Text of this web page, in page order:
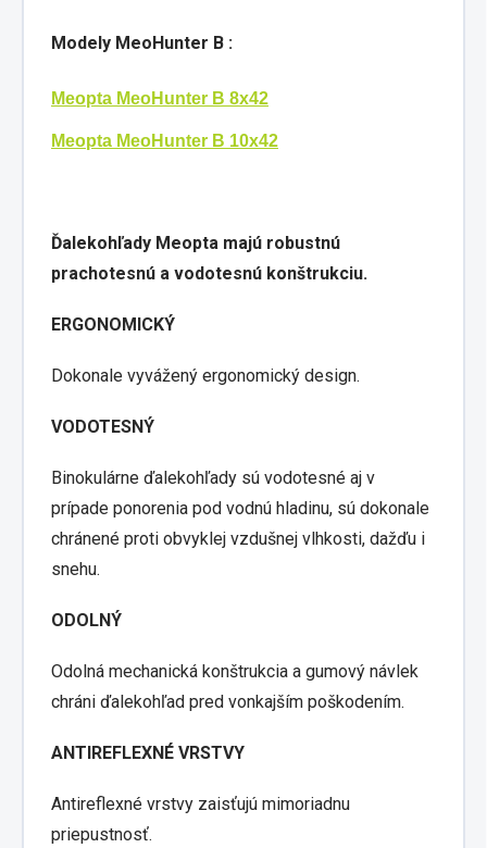
Modely MeoHunter B :
Meopta MeoHunter B 8x42
Meopta MeoHunter B 10x42
Ďalekohľady Meopta majú robustnú
prachotesnú a vodotesnú konštrukciu.
ERGONOMICKÝ
Dokonale vyvážený ergonomický design.
VODOTESNÝ
Binokulárne ďalekohľady sú vodotesné aj v
prípade ponorenia pod vodnú hladinu, sú dokonale
chránené proti obvyklej vzdušnej vlhkosti, dažďu i
snehu.
ODOLNÝ
Odolná mechanická konštrukcia a gumový návlek
chráni ďalekohľad pred vonkajším poškodením.
ANTIREFLEXNÉ VRSTVY
Antireflexné vrstvy zaisťujú mimoriadnu
priepustnosť.